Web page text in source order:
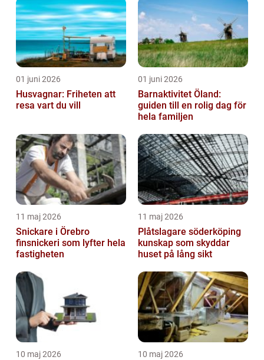
01 juni 2026
Husvagnar: Friheten att
resa vart du vill
01 juni 2026
Barnaktivitet Öland:
guiden till en rolig dag för
hela familjen
11 maj 2026
Snickare i Örebro
finsnickeri som lyfter hela
fastigheten
11 maj 2026
Plåtslagare söderköping
kunskap som skyddar
huset på lång sikt
10 maj 2026 10 maj 2026